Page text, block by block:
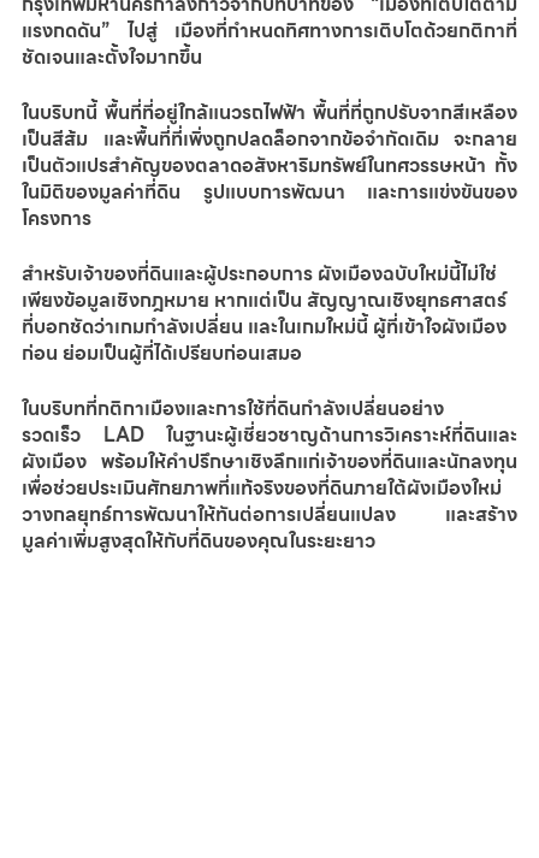
แรงกดดัน” ไปสู่ เมืองที่กำหนดทิศทางการเติบโตด้วยกติกาที่
ชัดเจนและตั้งใจมากขึ้น
ในบริบทนี้ พื้นที่ที่อยู่ใกล้แนวรถไฟฟ้า พื้นที่ที่ถูกปรับจากสีเหลือง
เป็นสีส้ม และพื้นที่ที่เพิ่งถูกปลดล็อกจากข้อจำกัดเดิม จะกลาย
เป็นตัวแปรสำคัญของตลาดอสังหาริมทรัพย์ในทศวรรษหน้า ทั้ง
ในมิติของมูลค่าที่ดิน รูปแบบการพัฒนา และการแข่งขันของ
โครงการ
สำหรับเจ้าของที่ดินและผู้ประกอบการ ผังเมืองฉบับใหม่นี้ไม่ใช่
เพียงข้อมูลเชิงกฎหมาย หากแต่เป็น สัญญาณเชิงยุทธศาสตร์
ที่บอกชัดว่าเกมกำลังเปลี่ยน และในเกมใหม่นี้ ผู้ที่เข้าใจผังเมือง
ก่อน ย่อมเป็นผู้ที่ได้เปรียบก่อนเสมอ
ในบริบทที่กติกาเมืองและการใช้ที่ดินกำลังเปลี่ยนอย่าง
รวดเร็ว LAD ในฐานะผู้เชี่ยวชาญด้านการวิเคราะห์ที่ดินและ
ผังเมือง พร้อมให้คำปรึกษาเชิงลึกแก่เจ้าของที่ดินและนักลงทุน
เพื่อช่วยประเมินศักยภาพที่แท้จริงของที่ดินภายใต้ผังเมืองใหม่
วางกลยุทธ์การพัฒนาให้ทันต่อการเปลี่ยนแปลง และสร้าง
มูลค่าเพิ่มสูงสุดให้กับที่ดินของคุณในระยะยาว